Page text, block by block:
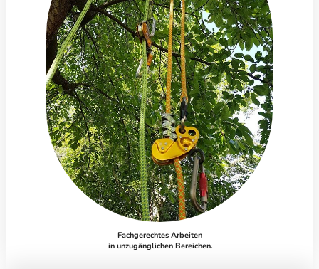
Fachgerechtes Arbeiten
in unzugänglichen Bereichen.